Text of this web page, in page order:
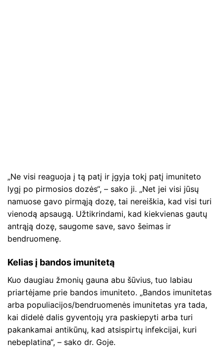
„Ne visi reaguoja į tą patį ir įgyja tokį patį imuniteto
lygį po pirmosios dozės“, – sako ji. „Net jei visi jūsų
namuose gavo pirmąją dozę, tai nereiškia, kad visi turi
vienodą apsaugą. Užtikrindami, kad kiekvienas gautų
antrąją dozę, saugome save, savo šeimas ir
bendruomenę.
Kelias į bandos imunitetą
Kuo daugiau žmonių gauna abu šūvius, tuo labiau
priartėjame prie bandos imuniteto. „Bandos imunitetas
arba populiacijos/bendruomenės imunitetas yra tada,
kai didelė dalis gyventojų yra paskiepyti arba turi
pakankamai antikūnų, kad atsispirtų infekcijai, kuri
nebeplatina“, – sako dr. Goje.